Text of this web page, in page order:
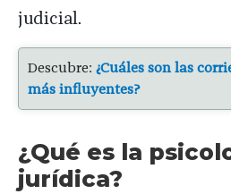
judicial.
Descubre: ¿Cuáles son las
más influyentes?
¿Qué es la
jurídica?